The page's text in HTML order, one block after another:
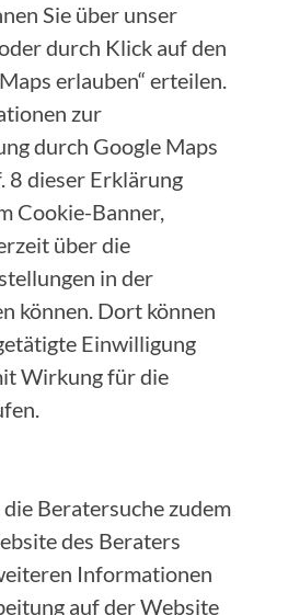
Sie über unser
durch Klick auf den
erlauben“ erteilen.
zur
durch Google Maps
8 dieser Erklärung
Cookie-Banner,
über die
in der
können. Dort können
Einwilligung
Wirkung für die
Beratersuche zudem
des Beraters
Informationen
auf der Website